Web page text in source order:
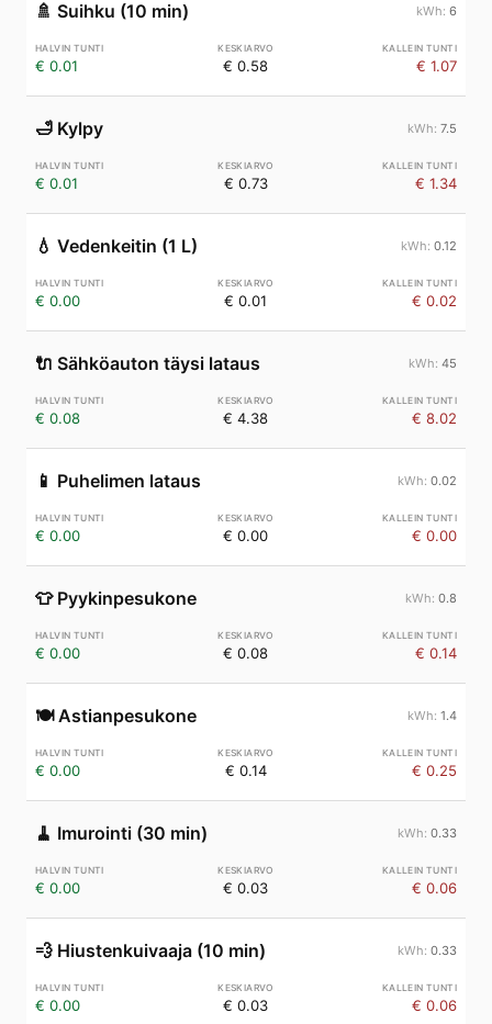
🚿 Suihku (10 min) 6
€ 0.01 € 0.58 € 1.07
🛁 Kylpy 7.5
€ 0.01 € 0.73 € 1.34
💧 Vedenkeitin (1 L) 0.12
€ 0.00 € 0.01 € 0.02
🔌 Sähköauton täysi lataus 45
€ 0.08 € 4.38 € 8.02
📱 Puhelimen lataus 0.02
€ 0.00 € 0.00 € 0.00
👕 Pyykinpesukone 0.8
€ 0.00 € 0.08 € 0.14
🍽️ Astianpesukone 1.4
€ 0.00 € 0.14 € 0.25
🧹 Imurointi (30 min) 0.33
€ 0.00 € 0.03 € 0.06
💨 Hiustenkuivaaja (10 min) 0.33
€ 0.00 € 0.03 € 0.06